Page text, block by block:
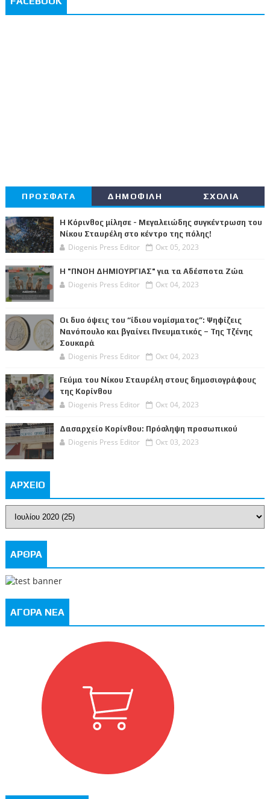
ΠΡΟΣΦΑΤΑ ΔΗΜΟΦΙΛΗ ΣΧΟΛΙΑ
Η Κόρινθος μίλησε - Μεγαλειώδης συγκέντρωση του
Νίκου Σταυρέλη στο κέντρο της πόλης!
Diogenis Press Editor Οκτ 05, 2023
Η "ΠΝΟΗ ΔΗΜΙΟΥΡΓΙΑΣ" για τα Αδέσποτα Ζώα
Diogenis Press Editor Οκτ 04, 2023
Οι δυο όψεις του “ίδιου νομίσματος”: Ψηφίζεις
Νανόπουλο και βγαίνει Πνευματικός – Της Τζένης
Σουκαρά
Diogenis Press Editor Οκτ 04, 2023
Γεύμα του Νίκου Σταυρέλη στους δημοσιογράφους
της Κορίνθου
Diogenis Press Editor Οκτ 04, 2023
Δασαρχείο Κορίνθου: Πρόσληψη προσωπικού
Diogenis Press Editor Οκτ 03, 2023
ΑΡΧΕΙΟ
ΑΡΘΡΑ
ΑΓΟΡΑ ΝΕΑ